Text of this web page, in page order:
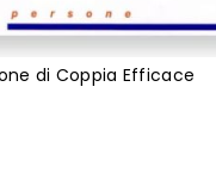
di Coppia Efficace